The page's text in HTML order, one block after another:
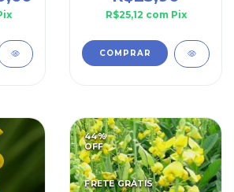
R$25,12 com Pix
44%
OFF
FRETE GRÁTIS